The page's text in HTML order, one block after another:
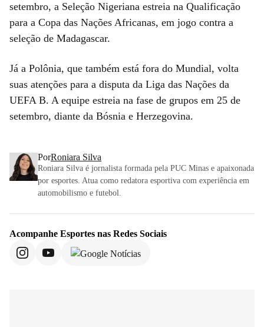
setembro, a Seleção Nigeriana estreia na Qualificação
para a Copa das Nações Africanas, em jogo contra a
seleção de Madagascar.
Já a Polônia, que também está fora do Mundial, volta
suas atenções para a disputa da Liga das Nações da
UEFA B. A equipe estreia na fase de grupos em 25 de
setembro, diante da Bósnia e Herzegovina.
PorRoniara Silva
Roniara Silva é jornalista formada pela PUC Minas e apaixonada
por esportes. Atua como redatora esportiva com experiência em
automobilismo e futebol.
Acompanhe Esportes nas Redes Sociais